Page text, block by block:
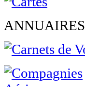
ANNUAIRES